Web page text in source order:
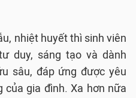
nhiệt huyết thì sinh viên
duy, sáng tạo và dành
sâu, đáp ứng được yêu
của gia đình. Xa hơn nữa